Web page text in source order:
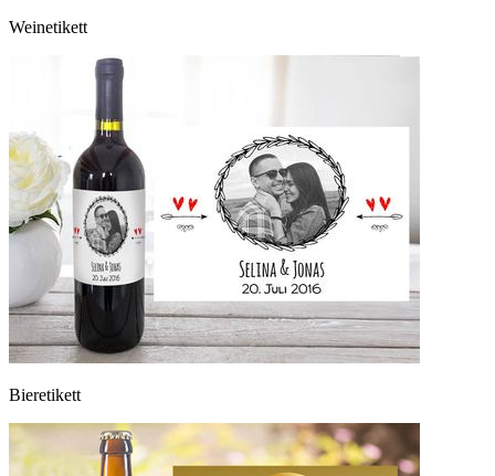
Weinetikett
Bieretikett